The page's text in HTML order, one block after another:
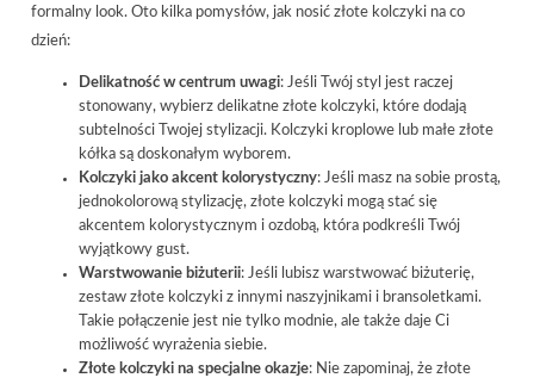
formalny look. Oto kilka pomysłów, jak nosić złote kolczyki na co
dzień:
Delikatność w centrum uwagi: Jeśli Twój styl jest raczej
stonowany, wybierz delikatne złote kolczyki, które dodają
subtelności Twojej stylizacji. Kolczyki kroplowe lub małe złote
kółka są doskonałym wyborem.
Kolczyki jako akcent kolorystyczny: Jeśli masz na sobie prostą,
jednokolorową stylizację, złote kolczyki mogą stać się
akcentem kolorystycznym i ozdobą, która podkreśli Twój
wyjątkowy gust.
Warstwowanie biżuterii: Jeśli lubisz warstwować biżuterię,
zestaw złote kolczyki z innymi naszyjnikami i bransoletkami.
Takie połączenie jest nie tylko modnie, ale także daje Ci
możliwość wyrażenia siebie.
Złote kolczyki na specjalne okazje: Nie zapominaj, że złote